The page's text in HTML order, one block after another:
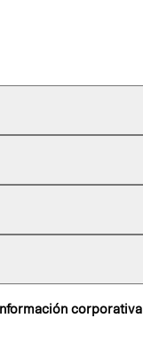
corporativa